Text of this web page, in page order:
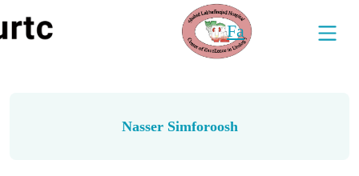
Fa
Nasser Simforoosh